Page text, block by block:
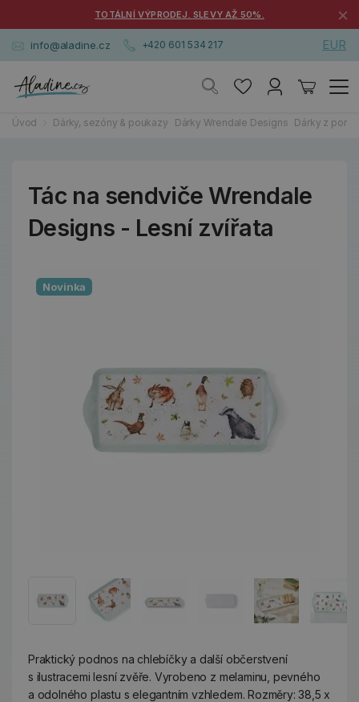
TOTÁLNÍ VÝPRODEJ. SLEVY AŽ 50%. ×
info@aladine.cz +420 601 534 217 EUR
Úvod Dárky, sezóny & poukazy Dárky Wrendale Designs Dárky z
Tác na sendviče Wrendale
Designs - Lesní zvířata
Novinka
Praktický podnos na chlebíčky a další občerstvení
s ilustracemi lesní zvěře. Vyrobeno z melaminu, pevného
a odolného plastu s elegantním vzhledem. Rozměry: 38,5 x